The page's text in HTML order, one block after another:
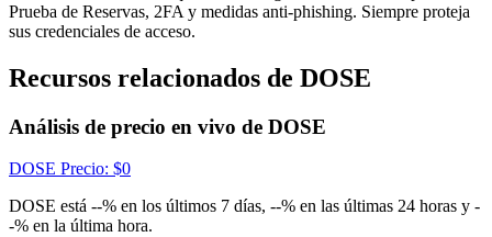
AccesoInscribirse
Prueba de Reservas, 2FA y medidas anti-phishing. Siempre proteja
sus credenciales de acceso.
Recursos relacionados de DOSE
Análisis de precio en vivo de DOSE
DOSE Precio: $0
DOSE está --% en los últimos 7 días, --% en las últimas 24 horas y -
-% en la última hora.